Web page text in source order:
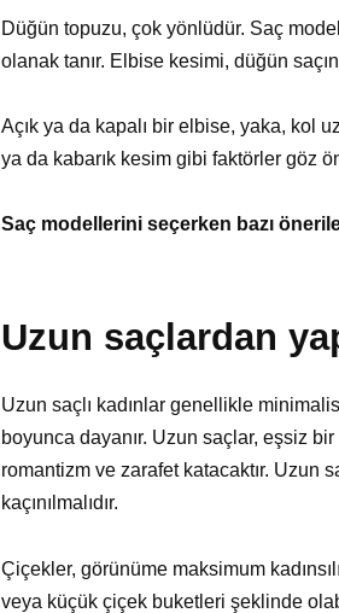
Düğün topuzu, çok yönlüdür. Saç
olanak tanır. Elbise kesimi, düğün
Açık ya da kapalı bir elbise, yaka, kol
ya da kabarık kesim gibi faktörler göz
Saç modellerini seçerken bazı
Uzun saçlardan
Uzun saçlı kadınlar genellikle
boyunca dayanır. Uzun saçlar, eşsiz bir
romantizm ve zarafet katacaktır. Uzun
kaçınılmalıdır.
Çiçekler, görünüme maksimum
veya küçük çiçek buketleri şeklinde